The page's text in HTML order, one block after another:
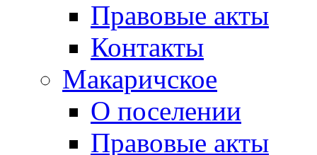
Правовые акты
Контакты
Макаричское
О поселении
Правовые акты